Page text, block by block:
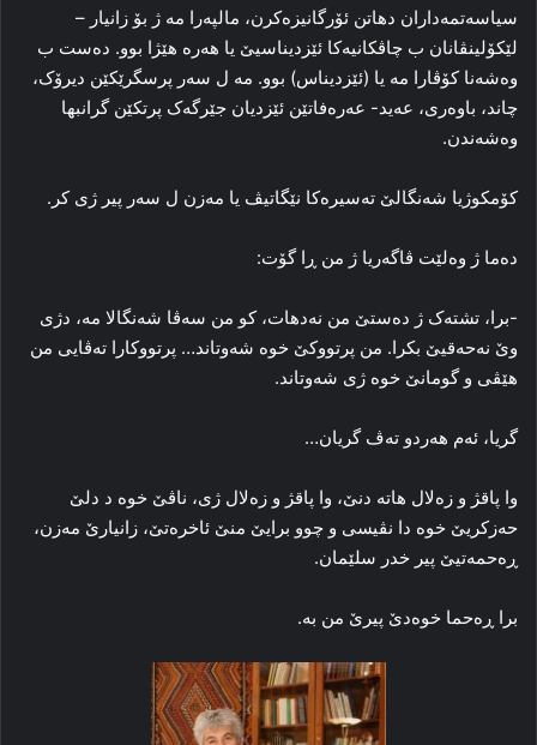
سیاسه‌تمه‌داران دهاتن ئۆرگانیزه‌کرن، مالپه‌را مه‌ ژ بۆ زانیار –
لێکۆلینڤانان ب چاڤکانیه‌کا ئێزدیناسیێ یا هه‌ره‌ هێژا بوو. ده‌ست ب
وه‌شه‌نا کۆڤارا مه‌ یا (ئێزدیناس) بوو. مه‌ ل سه‌ر پرسگرێکێن دیرۆک،
چاند، باوەری، عه‌ید- عه‌ره‌فاتێن ئێزدیان جێرگه‌ک پرتکێن گرانبها
وه‌شه‌ندن.
کۆمکوژیا شه‌نگالێ ته‌سیره‌کا نێگاتیڤ یا مه‌زن ل سه‌ر پیر ژی کر.
ده‌ما ژ وه‌لێت ڤاگه‌ریا ژ من ڕا گۆت:
-برا، تشته‌ک ژ ده‌ستێ من نه‌دهات، کو من سه‌ڤا شه‌نگالا مه‌، دژی
وێ نه‌حه‌قیێ بکرا. من پرتووکێ خوه‌ شه‌وتاند… پرتووکارا ته‌ڤایی من
هێڤی و گومانێ خوه‌ ژی شه‌وتاند.
گریا، ئه‌م هه‌ردو ته‌ڤ گریان…
وا پاقژ و زه‌لال هاته‌ دنێ، وا پاقژ و زه‌لال ژی، ناڤێ خوه‌ د دلێ
حەزکریێ خوه‌ دا نڤیسی و چوو برایێ منێ ئاخره‌تێ، زانیارێ مه‌زن،
ڕه‌حمه‌تیێ پیر خدر سلێمان.
برا ڕه‌حما خوه‌دێ پیرێ من به‌.